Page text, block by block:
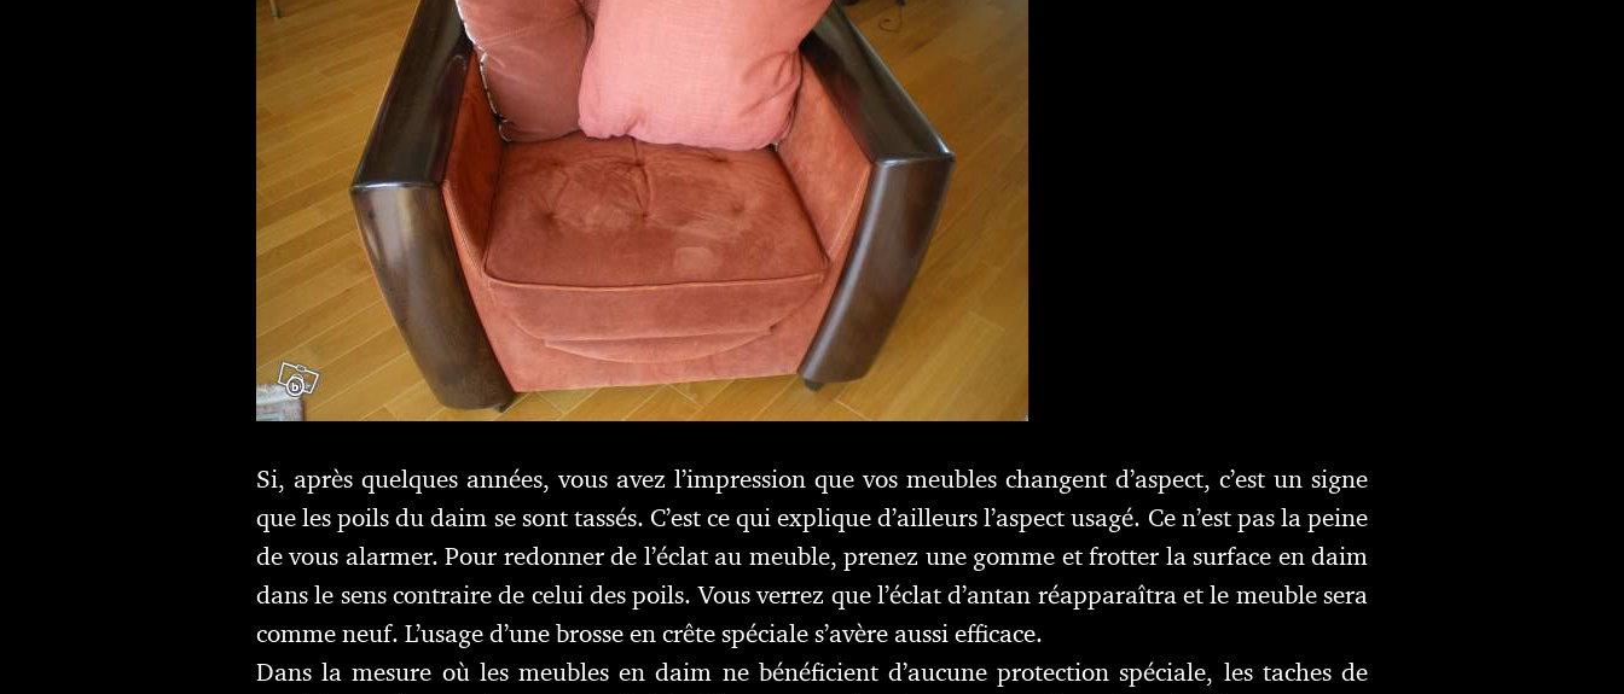
Si, après quelques années, vous avez l’impression que vos meubles changent d’aspect, c’est un signe
que les poils du daim se sont tassés. C’est ce qui explique d’ailleurs l’aspect usagé. Ce n’est pas la peine
de vous alarmer. Pour redonner de l’éclat au meuble, prenez une gomme et frotter la surface en daim
dans le sens contraire de celui des poils. Vous verrez que l’éclat d’antan réapparaîtra et le meuble sera
comme neuf. L’usage d’une brosse en crête spéciale s’avère aussi efficace.
Dans la mesure où les meubles en daim ne bénéficient d’aucune protection spéciale, les taches de